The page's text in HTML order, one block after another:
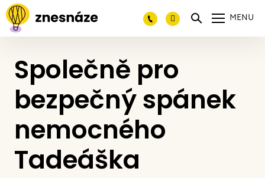
MENU
Společně pro
bezpečný spánek
nemocného
Tadeáška